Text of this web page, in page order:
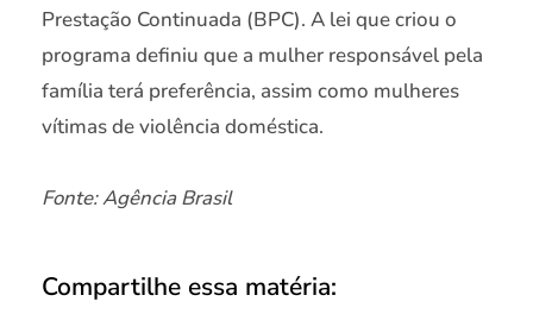
Prestação Continuada (BPC). A lei que criou o
programa definiu que a mulher responsável pela
família terá preferência, assim como mulheres
vítimas de violência doméstica.
Fonte: Agência Brasil
Compartilhe essa matéria: